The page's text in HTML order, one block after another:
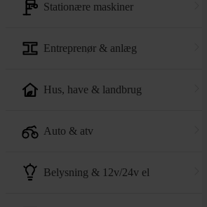
stationære maskiner
entreprenør & anlæg
hus, have & landbrug
auto & atv
belysning & 12v/24v el